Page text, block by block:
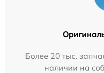
Более 20 тыс.
наличии на